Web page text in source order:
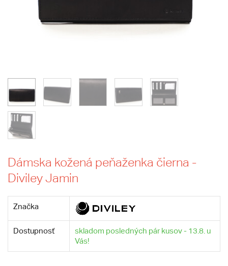
Dámska kožená peňaženka čierna -
Diviley Jamin
Značka
Dostupnosť
skladom posledných pár kusov - 13.8. u
Vás!